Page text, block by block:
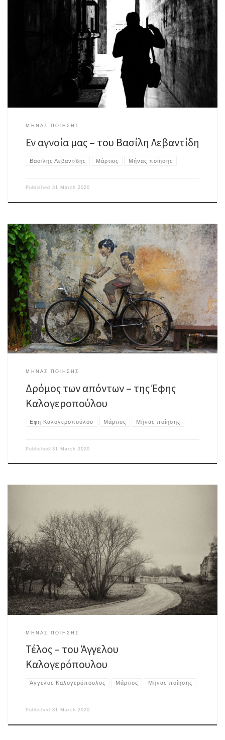
Το δίκαιο αναπαράγεται στο εθιμικό, στη συνείδηση, στην ιστορία, στην
απώλεια και στην αρχή. …Εν αγνοία μας. Το δίκαιο αντανακλάται στα
ισχυρά θεμέλια της λήθης, στις πελώριες αψίδες της νιότης, στα σφιχτά
πρόσωπα του χρόνου …Εν αγνοία μας. Ώρες πολλές αναζητώντας τη
χαραμάδα που θα μας βγάλει στην άλλη όχθη […]
ΜΉΝΑΣ ΠΟΊΗΣΗΣ
Εν αγνοία μας – του Βασίλη Λεβαντίδη
Βασίλης Λεβαντίδης Μάρτιος Μήνας ποίησης
Published 31 March 2020
Aστραπές εκτροπές παρεκτροπές στον ακάλυπτο και τ’ αδέσποτα στο
δρόμο Βγήκε απ’ τον καθρέφτη του πέρασε στο απέναντι πεζοδρόμιο και
χάθηκε σε σοκάκι σκοτεινό Ό,τι ήθελε να ζήσει είχε ένα ξεχασμένο όνομα
πριν το τέλος κάθε ομορφιά τού φαινόταν περιττή κι ο έρωτας μια πρόβα
θανάτου με προπληρωμένο τέλος Άλλωστε […]
ΜΉΝΑΣ ΠΟΊΗΣΗΣ
Δρόμος των απόντων – της Έφης
Καλογεροπούλου
Εφη Καλογεροπούλου Μάρτιος Μήνας ποίησης
Published 31 March 2020
Σειρὰ χελιδονοφωλιὲς νὰ περιμένουν καθὼς ὁ ἥλιος βασιλεύει πάνω μου
τὸ ἀπλανές του τίποτα εἰκονίζοντας ὡς δι’ ἐσόπτρου τὸ τέλος ξαπλώνω
πάλι στὸν θάλαμο τῶν ἀσθενῶν ἐν μέσῳ δύο πονεμένων ἀδελφῶν. Ὅλη
τὴ νύχτα φώναζε τὴν Παναγιὰ ὁ ἕνας γογγύζοντας τὸ πονεμένο του μέσα
ἐνῶ θυμόταν κάποτε μικρὸ παιδὶ […]
ΜΉΝΑΣ ΠΟΊΗΣΗΣ
Τέλος – του Άγγελου
Καλογερόπουλου
Άγγελος Καλογερόπουλος Μάρτιος Μήνας ποίησης
Published 31 March 2020